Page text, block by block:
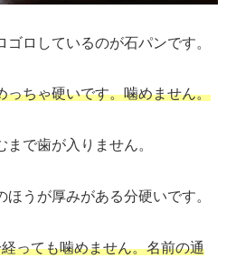
ロしているのが石パンです。
っちゃ硬いです。噛めません。
で歯が入りません。
うが厚みがある分硬いです。
っても噛めません。名前の通